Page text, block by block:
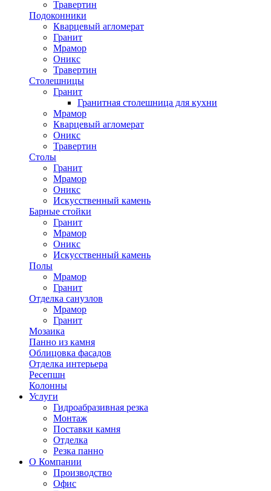
Травертин
Подоконники
Кварцевый агломерат
Гранит
Мрамор
Оникс
Травертин
Столешницы
Гранит
Гранитная столешница для кухни
Мрамор
Кварцевый агломерат
Оникс
Травертин
Столы
Гранит
Мрамор
Оникс
Искусственный камень
Барные стойки
Гранит
Мрамор
Оникс
Искусственный камень
Полы
Мрамор
Гранит
Отделка санузлов
Мрамор
Гранит
Мозаика
Панно из камня
Облицовка фасадов
Отделка интерьера
Ресепшн
Колонны
Услуги
Гидроабразивная резка
Монтаж
Поставки камня
Отделка
Резка панно
О Компании
Производство
Офис